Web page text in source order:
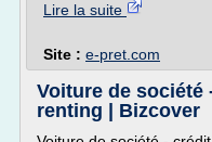
Lire la suite
Site : e-pret.com
Voiture de société
renting | Bizcover